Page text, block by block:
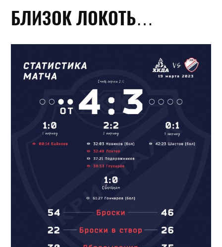
БЛИЗОК ЛОКОТЬ…